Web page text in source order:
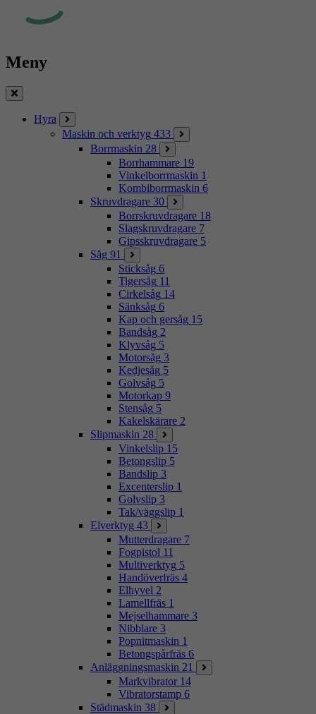
Meny
Stäng
Hyra
Maskin och verktyg 433
Borrmaskin 28
Borrhammare 19
Vinkelborrmaskin 1
Kombiborrmaskin 6
Skruvdragare 30
Borrskruvdragare 18
Slagskruvdragare 7
Gipsskruvdragare 5
Såg 91
Sticksåg 6
Tigersåg 11
Cirkelsåg 14
Sänksåg 6
Kap och gersåg 15
Bandsåg 2
Klyvsåg 5
Motorsåg 3
Kedjesåg 5
Golvsåg 5
Motorkap 9
Stensåg 5
Kakelskärare 2
Slipmaskin 28
Vinkelslip 15
Betongslip 5
Bandslip 3
Excenterslip 1
Golvslip 3
Tak/väggslip 1
Elverktyg 43
Mutterdragare 7
Fogpistol 11
Multiverktyg 5
Handöverfräs 4
Elhyvel 2
Lamellfräs 1
Mejselhammare 3
Nibblare 3
Popnitmaskin 1
Betongspårfräs 6
Anläggningsmaskin 21
Markvibrator 14
Vibratorstamp 6
Städmaskin 38